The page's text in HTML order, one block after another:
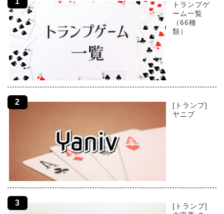
トランプゲ
ーム一覧
（66種
類）
[トランプ]
ヤニブ
[トランプ]